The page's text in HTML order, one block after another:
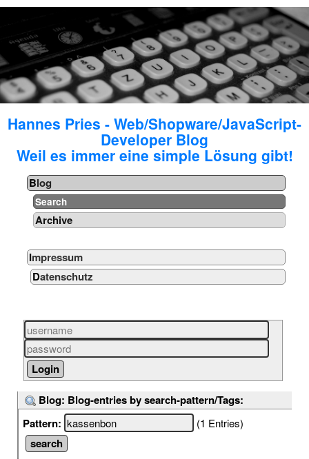
Hannes Pries - Web/Shopware/JavaScript-
Developer Blog
Weil es immer eine simple Lösung gibt!
Blog
Search
Archive
Impressum
Datenschutz
Blog: Blog-entries by search-pattern/Tags:
Pattern:
(1 Entries)